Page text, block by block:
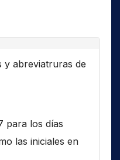
y abreviatruras de
para los días
las iniciales en